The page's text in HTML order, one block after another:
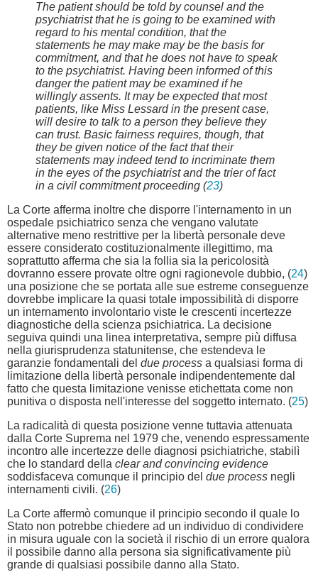
The patient should be told by counsel and the
psychiatrist that he is going to be examined with
regard to his mental condition, that the
statements he may make may be the basis for
commitment, and that he does not have to speak
to the psychiatrist. Having been informed of this
danger the patient may be examined if he
willingly assents. It may be expected that most
patients, like Miss Lessard in the present case,
will desire to talk to a person they believe they
can trust. Basic fairness requires, though, that
they be given notice of the fact that their
statements may indeed tend to incriminate them
in the eyes of the psychiatrist and the trier of fact
in a civil commitment proceeding (23)
La Corte afferma inoltre che disporre l'internamento in un
ospedale psichiatrico senza che vengano valutate
alternative meno restrittive per la libertà personale deve
essere considerato costituzionalmente illegittimo, ma
soprattutto afferma che sia la follia sia la pericolosità
dovranno essere provate oltre ogni ragionevole dubbio, (24)
una posizione che se portata alle sue estreme conseguenze
dovrebbe implicare la quasi totale impossibilità di disporre
un internamento involontario viste le crescenti incertezze
diagnostiche della scienza psichiatrica. La decisione
seguiva quindi una linea interpretativa, sempre più diffusa
nella giurisprudenza statunitense, che estendeva le
garanzie fondamentali del due process a qualsiasi forma di
limitazione della libertà personale indipendentemente dal
fatto che questa limitazione venisse etichettata come non
punitiva o disposta nell'interesse del soggetto internato. (25)
La radicalità di questa posizione venne tuttavia attenuata
dalla Corte Suprema nel 1979 che, venendo espressamente
incontro alle incertezze delle diagnosi psichiatriche, stabilì
che lo standard della clear and convincing evidence
soddisfaceva comunque il principio del due process negli
internamenti civili. (26)
La Corte affermò comunque il principio secondo il quale lo
Stato non potrebbe chiedere ad un individuo di condividere
in misura uguale con la società il rischio di un errore qualora
il possibile danno alla persona sia significativamente più
grande di qualsiasi possibile danno alla Stato.